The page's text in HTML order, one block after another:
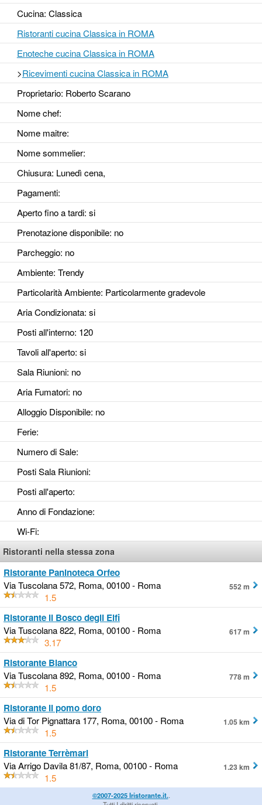
Cucina: Classica
Ristoranti cucina Classica in ROMA
Enoteche cucina Classica in ROMA
>Ricevimenti cucina Classica in ROMA
Proprietario: Roberto Scarano
Nome chef:
Nome maitre:
Nome sommelier:
Chiusura: Lunedì cena,
Pagamenti:
Aperto fino a tardi: si
Prenotazione disponibile: no
Parcheggio: no
Ambiente: Trendy
Particolarità Ambiente: Particolarmente gradevole
Aria Condizionata: si
Posti all'interno: 120
Tavoli all'aperto: si
Sala Riunioni: no
Aria Fumatori: no
Alloggio Disponibile: no
Ferie:
Numero di Sale:
Posti Sala Riunioni:
Posti all'aperto:
Anno di Fondazione:
Wi-Fi:
Ristoranti nella stessa zona
Ristorante Paninoteca Orfeo
Via Tuscolana 572, Roma, 00100 - Roma
1.5
552 m
Ristorante Il Bosco degli Elfi
Via Tuscolana 822, Roma, 00100 - Roma
3.17
617 m
Ristorante Blanco
Via Tuscolana 892, Roma, 00100 - Roma
1.5
778 m
Ristorante Il pomo doro
Via di Tor Pignattara 177, Roma, 00100 - Roma
1.5
1.05 km
Ristorante Terrèmari
Via Arrigo Davila 81/87, Roma, 00100 - Roma
1.5
1.23 km
©2007-2025 Iristorante.it..